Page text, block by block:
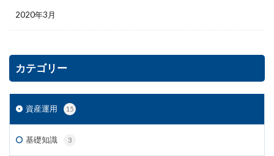
2020年3月
カテゴリー
資産運用 15
基礎知識 3